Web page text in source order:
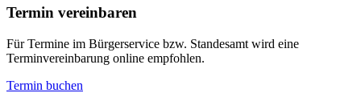
Termin vereinbaren
Für Termine im Bürgerservice bzw. Standesamt wird eine
Terminvereinbarung online empfohlen.
Termin buchen